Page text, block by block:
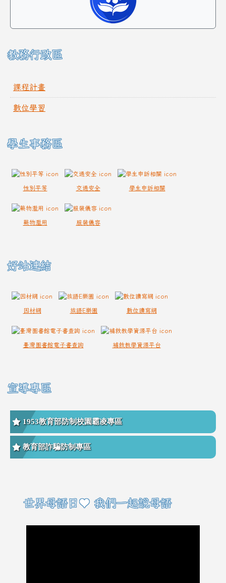
教務行政區
課程計畫
數位學習
學生事務區
性別平等 交通安全 學生申訴相關
藥物濫用 服裝儀容
好站連結
因材網 族語E樂園 數位讀寫網
臺灣圖書館電子書查詢 補救教學資源平台
宣導專區
1953教育部防制校園霸凌專區
教育部詐騙防制專區
右邊區域內容
世界母語日♥ 我們一起說母語